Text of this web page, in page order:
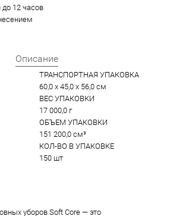
12 часов
Описание
ТРАНСПОРТНАЯ УПАКОВКА
60,0 x 45,0 x 56,0 см
ВЕС УПАКОВКИ
17 000,0 г
ОБЪЕМ УПАКОВКИ
151 200,0 см³
КОЛ-ВО В УПАКОВКЕ
150 шт
уборов Soft Core — это